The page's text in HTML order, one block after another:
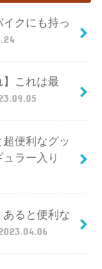
クにも持っ
】これは最
便利なグッ
ラー入り
ると便利な